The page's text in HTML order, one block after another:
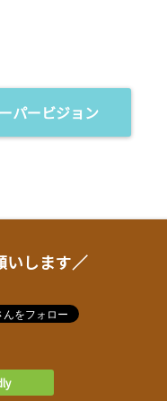
パービジョン
いします／